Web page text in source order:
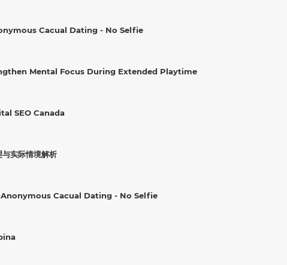
Cacual Dating - No Selfie
Mental Focus During Extended Playtime
SEO Canada
实际情境解析
Cacual Dating - No Selfie